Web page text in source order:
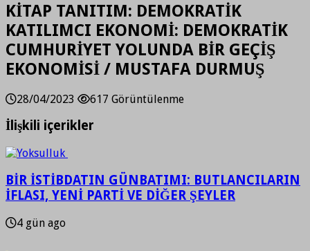
KİTAP TANITIM: DEMOKRATİK
KATILIMCI EKONOMİ: DEMOKRATİK
CUMHURİYET YOLUNDA BİR GEÇİŞ
EKONOMİSİ / MUSTAFA DURMUŞ
28/04/2023 617 Görüntülenme
İlişkili içerikler
BİR İSTİBDATIN GÜNBATIMI: BUTLANCILARIN
İFLASI, YENİ PARTİ VE DİĞER ŞEYLER
4 gün ago